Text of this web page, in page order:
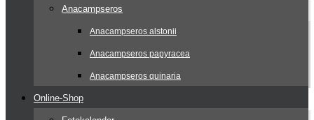
Anacampseros
Anacampseros alstonii
Anacampseros papyracea
Anacampseros quinaria
Online-Shop